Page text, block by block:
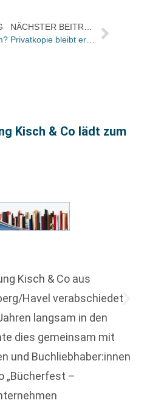
Kisch & Co lädt zum
Kisch & Co aus
Havel verabschiedet
langsam in den
dies gemeinsam mit
und Buchliebhaber:innen
„Bücherfest –